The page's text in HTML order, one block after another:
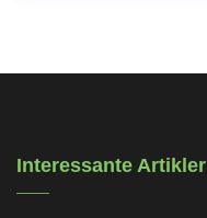
Interessante Artikler